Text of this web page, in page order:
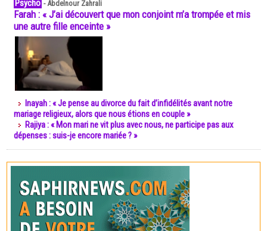
Psycho -Abdelnour Zahrali
Farah : « J’ai découvert que mon conjoint m’a trompée et mis
une autre fille enceinte »
Inayah : « Je pense au divorce du fait d’infidélités avant notre
mariage religieux, alors que nous étions en couple »
Rajiya : « Mon mari ne vit plus avec nous, ne participe pas aux
dépenses : suis-je encore mariée ? »